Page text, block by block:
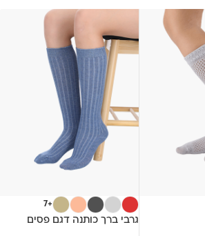
+7
גרבי ברך כותנה דגם פסים